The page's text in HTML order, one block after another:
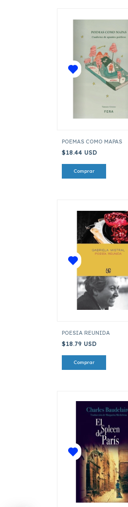
POEMAS COMO MAPAS
$18.44 USD
POESIA REUNIDA
$18.79 USD